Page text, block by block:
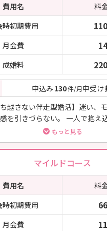
費用名 料
時初期費用
月会費
成婚料
申込み130件/月申受け
ち越さない伴走型婚活】迷い、
を引きづらない。 一人で抱え
イスが欲しい方、丁寧に進めた
もっと見る
マイルドコース
費用名 料
時初期費用
月会費